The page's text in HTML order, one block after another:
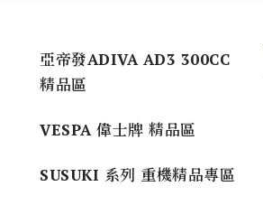
亞帝發ADIVA AD3 300CC
精品區
VESPA 偉士牌 精品區
SUSUKI 系列 重機精品專區